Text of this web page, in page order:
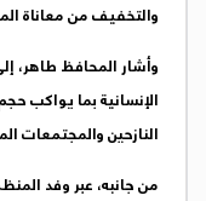
والتخفيف من معاناة
وأشار المحافظ طاهر،
الإنسانية بما يواكب
النازحين والمجتمعات
من جانبه، عبر وفد